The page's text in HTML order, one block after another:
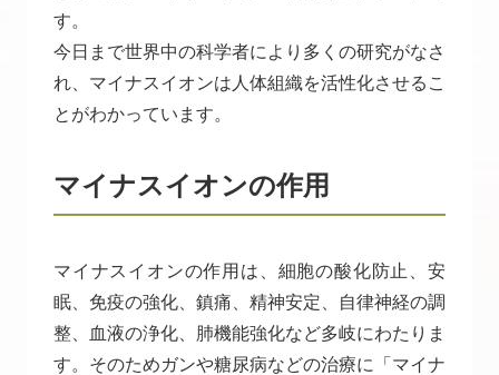
す。
今日まで世界中の科学者により多くの研究がなさ
れ、マイナスイオンは人体組織を活性化させるこ
とがわかっています。
マイナスイオンの作用
マイナスイオンの作用は、細胞の酸化防止、安
眠、免疫の強化、鎮痛、精神安定、自律神経の調
整、血液の浄化、肺機能強化など多岐にわたりま
す。そのためガンや糖尿病などの治療に「マイナ